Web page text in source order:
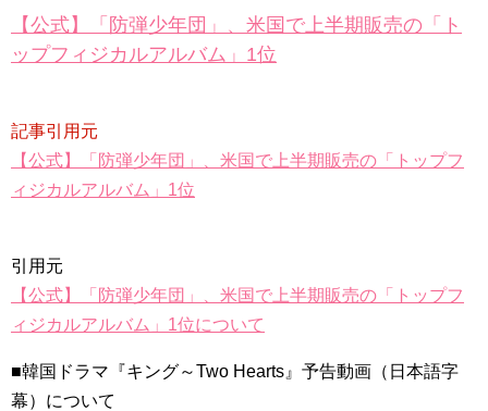
【公式】「防弾少年団」、米国で上半期販売の「ト
ップフィジカルアルバム」1位
記事引用元
【公式】「防弾少年団」、米国で上半期販売の「トップフ
ィジカルアルバム」1位
引用元
【公式】「防弾少年団」、米国で上半期販売の「トップフ
ィジカルアルバム」1位について
■韓国ドラマ『キング～Two Hearts』予告動画（日本語字
幕）について